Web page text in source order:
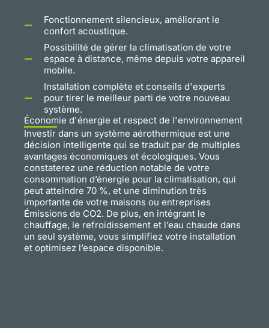
Fonctionnement silencieux, améliorant le
confort acoustique.
Possibilité de gérer la climatisation de votre
espace à distance, même depuis votre appareil
mobile.
Installation complète et conseils d'experts
pour tirer le meilleur parti de votre nouveau
système.
Économie d'énergie et respect de l'environnement
Investir dans un système aérothermique est une
décision intelligente qui se traduit par de multiples
avantages économiques et écologiques. Vous
constaterez une réduction notable de votre
consommation d’énergie pour la climatisation, qui
peut atteindre 70 %, et une diminution très
importante de votre maisons ou entreprises
Émissions de CO2. De plus, en intégrant le
chauffage, le refroidissement et l’eau chaude dans
un seul système, vous simplifiez votre installation
et optimisez l’espace disponible.